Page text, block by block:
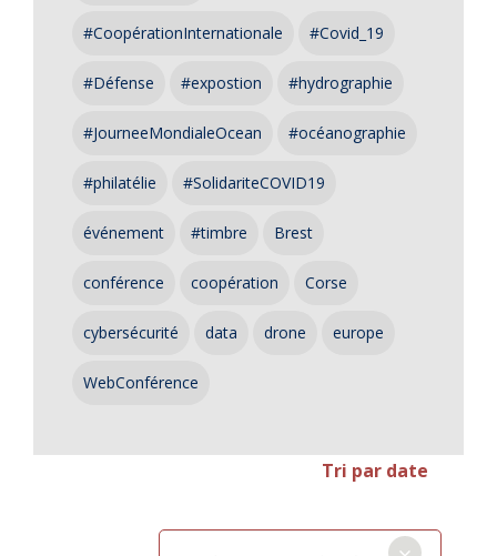
#CoopérationInternationale #Covid_19
#Défense #expostion #hydrographie
#JourneeMondialeOcean #océanographie
#philatélie #SolidariteCOVID19
événement #timbre Brest
conférence coopération Corse
cybersécurité data drone europe
WebConférence
Tri par date